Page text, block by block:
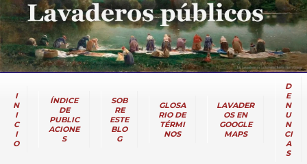
I
N
I
C
I
O
ÍNDICE
DE
PUBLIC
ACIONE
S
SOB
RE
ESTE
BLO
G
GLOSA
RIO DE
TÉRMI
NOS
LAVADER
OS EN
GOOGLE
MAPS
D
E
N
U
N
CI
A
S